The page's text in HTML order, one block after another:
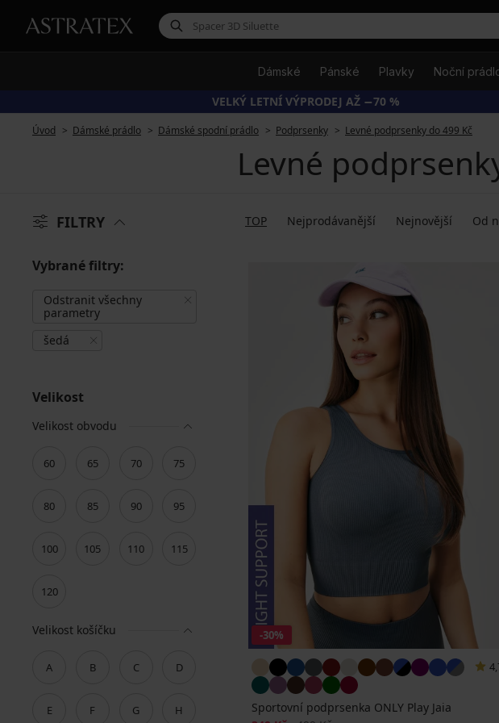
Dámské Pánské Plavky Noční
VELKÝ LETNÍ VÝPRODEJ AŽ −70 %
Úvod Dámské prádlo Dámské spodní prádlo Podprsenky Levné podprsenky do 499 Kč
Levné
FILTRY TOP Nejprodávanější Nejnovější Od
Vybrané filtry:
Odstranit všechny
parametry
šedá
Velikost
Velikost obvodu
60 65 70 75
80 85 90 95
100 105 110 115
120
Velikost košíčku
A B C D
E F G H
-30%
Sportovní podprsenka ONLY Play Jaia